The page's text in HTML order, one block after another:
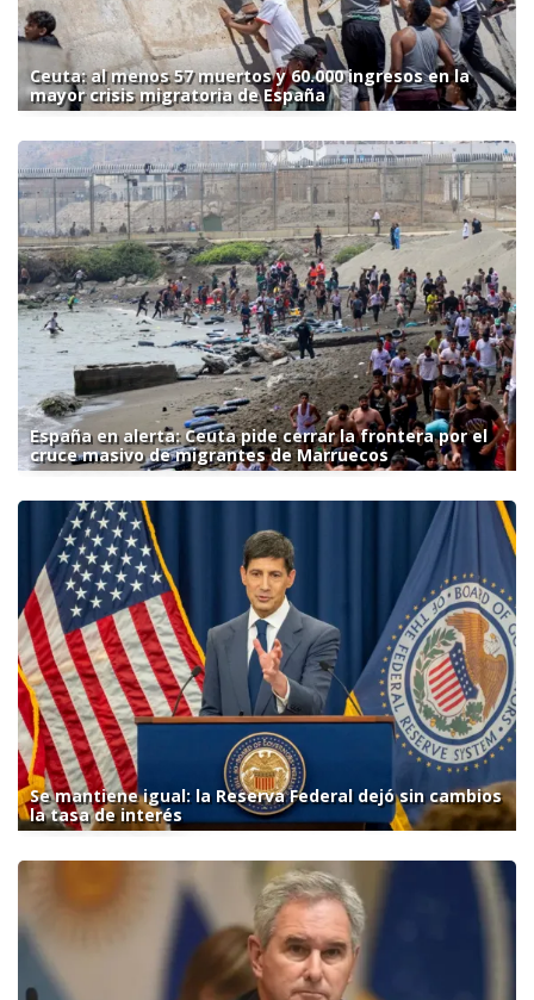
Ceuta: al menos 57 muertos y 60.000 ingresos en la
mayor crisis migratoria de España
España en alerta: Ceuta pide cerrar la frontera por el
cruce masivo de migrantes de Marruecos
Se mantiene igual: la Reserva Federal dejó sin cambios
la tasa de interés